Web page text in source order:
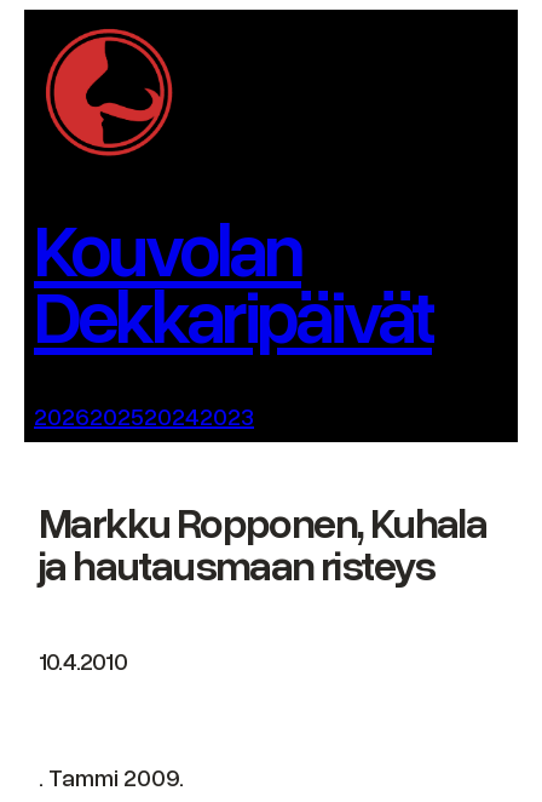
sisältöön
Kouvolan
Dekkaripäivät
2026202520242023
Markku Ropponen, Kuhala
ja hautausmaan risteys
10.4.2010
. Tammi 2009.